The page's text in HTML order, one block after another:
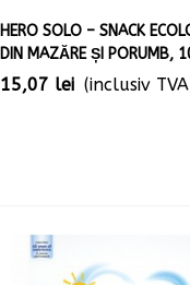
HERO SOLO – SNACK
DIN MAZĂRE ȘI PORUMB,
15,07 lei (inclusiv